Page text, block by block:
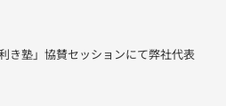
き塾」協賛セッションにて弊社代表